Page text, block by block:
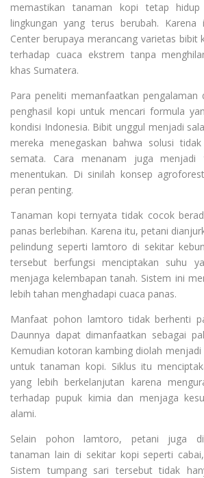
memastikan tanaman kopi tetap
lingkungan yang terus berubah.
Center berupaya merancang varietas bibit
terhadap cuaca ekstrem tanpa
khas Sumatera.
Para peneliti memanfaatkan pengalaman
penghasil kopi untuk mencari formula
kondisi Indonesia. Bibit unggul menjadi
mereka menegaskan bahwa solusi
semata. Cara menanam juga
menentukan. Di sinilah konsep
peran penting.
Tanaman kopi ternyata tidak cocok
panas berlebihan. Karena itu, petani
pelindung seperti lamtoro di sekitar
tersebut berfungsi menciptakan suhu
menjaga kelembapan tanah. Sistem ini
lebih tahan menghadapi cuaca panas.
Manfaat pohon lamtoro tidak berhenti
Daunnya dapat dimanfaatkan sebagai
Kemudian kotoran kambing diolah
untuk tanaman kopi. Siklus itu
yang lebih berkelanjutan karena
terhadap pupuk kimia dan menjaga
alami.
Selain pohon lamtoro, petani juga
tanaman lain di sekitar kopi seperti
Sistem tumpang sari tersebut tidak